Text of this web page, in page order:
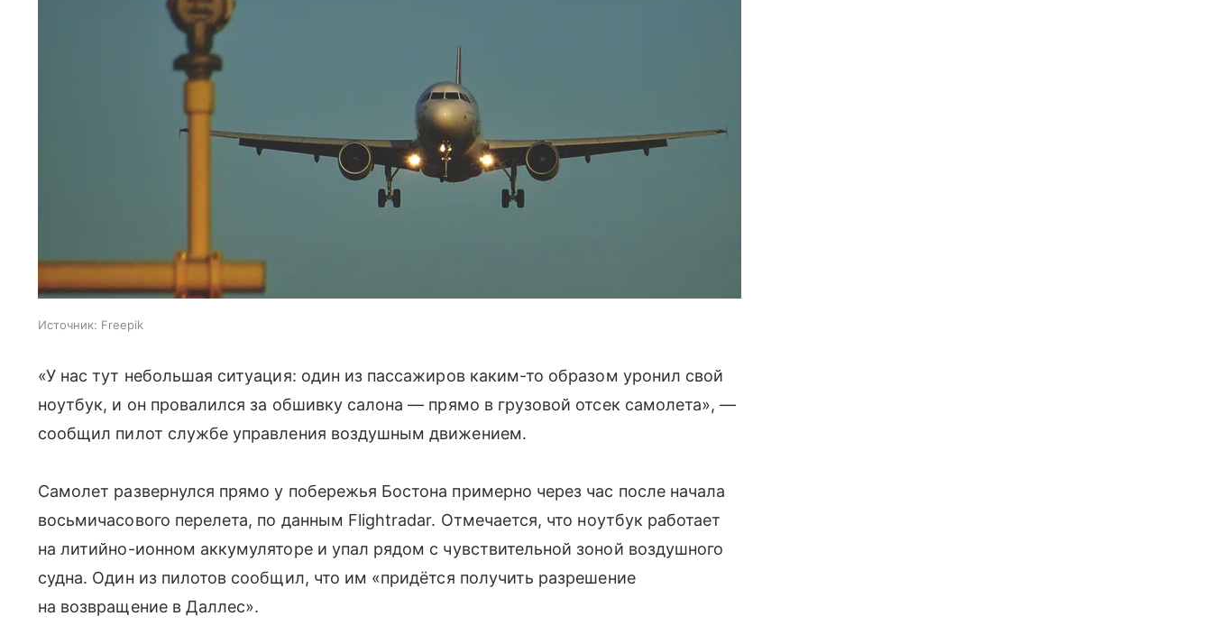
Источник: Freepik
«У нас тут небольшая ситуация: один из пассажиров каким-то образом уронил свой
ноутбук, и он провалился за обшивку салона — прямо в грузовой отсек самолета», —
сообщил пилот службе управления воздушным движением.
Самолет развернулся прямо у побережья Бостона примерно через час после начала
восьмичасового перелета, по данным Flightradar. Отмечается, что ноутбук работает
на литийно-ионном аккумуляторе и упал рядом с чувствительной зоной воздушного
судна. Один из пилотов сообщил, что им «придётся получить разрешение
на возвращение в Даллес».